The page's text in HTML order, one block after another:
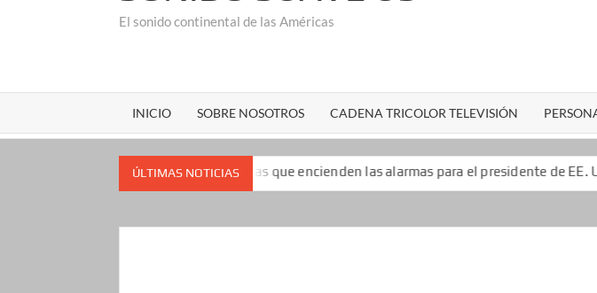
El sonido continental de las Américas
INICIO SOBRE NOSOTROS CADENA TRICOLOR TELEVISIÓN
ÚLTIMAS NOTICIAS
las encuestas que encienden las alarmas para el presidente de EE. UU. y los